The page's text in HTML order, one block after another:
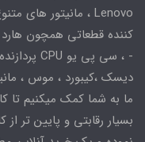
دیسک ،کیبورد ، موس ،
ما به شما کمک میکنیم تا
بسیار رقابتی و پایین تر